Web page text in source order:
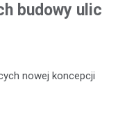
budowy ulic
nowej koncepcji